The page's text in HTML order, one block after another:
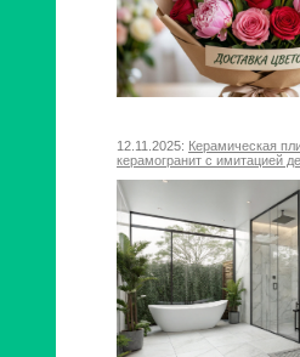
12.11.2025: Керамическая
керамогранит с имитацией